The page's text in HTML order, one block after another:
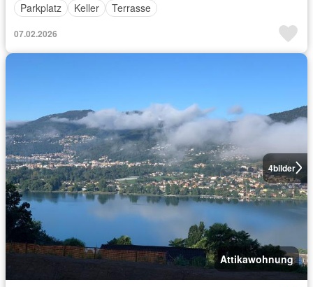
Parkplatz
Keller Terrasse
07.02.2026
4bilder
Attikawohnung